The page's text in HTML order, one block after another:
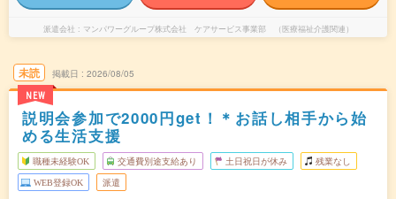
派遣会社 マンパワーグループ株式会社 ケアサービス事業部 （医療福祉介護関連）
未読
NEW
掲載日 2026/08/05
説明会参加で2000円get！＊お話し相手から始
める生活支援
職種未経験OK 交通費別途支給あり 土日祝日が休み 残業なし
WEB登録OK 派遣